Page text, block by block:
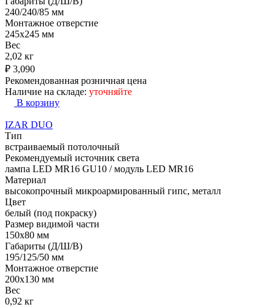
240/240/85 мм
Монтажное отверстие
245x245 мм
Вес
2,02 кг
₽ 3,090
Рекомендованная розничная цена
Наличие на складе: уточняйте
В корзину
IZAR DUO
Тип
встраиваемый потолочный
Рекомендуемый источник света
лампа LED MR16 GU10 / модуль LED MR16
Материал
высокопрочный микроармированный гипс, металл
Цвет
белый (под покраску)
Размер видимой части
150х80 мм
Габариты (Д/Ш/В)
195/125/50 мм
Монтажное отверстие
200x130 мм
Вес
0,92 кг